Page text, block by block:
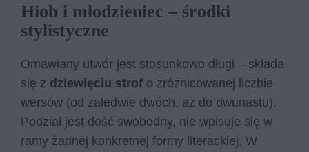
Hiob i młodzieniec – środki
stylistyczne
Omawiany utwór jest stosunkowo długi – składa
się z dziewięciu strof o zróżnicowanej liczbie
wersów (od zaledwie dwóch, aż do dwunastu).
Podział jest dość swobodny, nie wpisuje się w
ramy żadnej konkretnej formy literackiej. W